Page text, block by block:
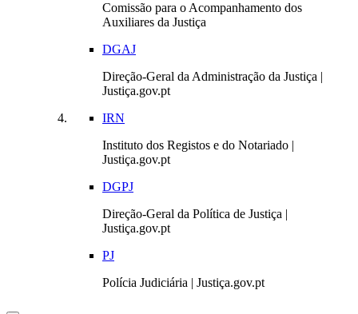
Comissão para o Acompanhamento dos
Auxiliares da Justiça
DGAJ
Direção-Geral da Administração da Justiça |
Justiça.gov.pt
IRN
Instituto dos Registos e do Notariado |
Justiça.gov.pt
DGPJ
Direção-Geral da Política de Justiça |
Justiça.gov.pt
PJ
Polícia Judiciária | Justiça.gov.pt